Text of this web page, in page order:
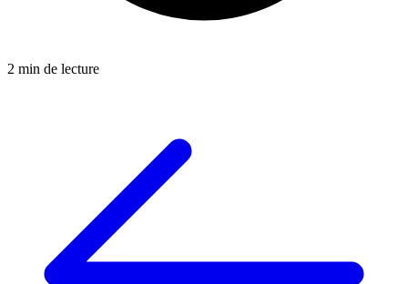
2 min de lecture